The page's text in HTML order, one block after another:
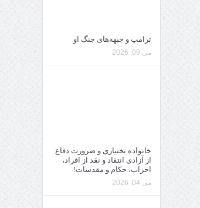
ترامپ و جبهه‌های جنگ او
می 09, 2026
خانواده بختیاری و ضرورت دفاع
از آزادی انتقاد و نقد از افراد،
احزاب، حکام و مقدسات!
می 04, 2026